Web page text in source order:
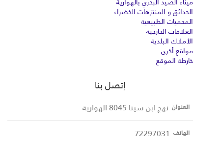
الحدائق و المنتزهات الخضراء
المحميات الطبيعية
العلاقات الخارجية
الأملاك البلدية
مواقع أخرى
خارطة الموقع
إتصل بنا
العنوان نهج ابن سينا 8045 الهوارية
الهاتف 72297031